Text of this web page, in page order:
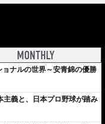
MONTHLY
ナルの世界～安青錦の優勝
主義と、日本プロ野球が踏み